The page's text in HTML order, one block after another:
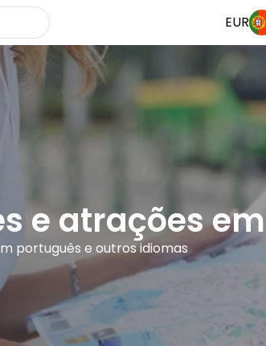
EUR
e atrações
português e outros idiomas